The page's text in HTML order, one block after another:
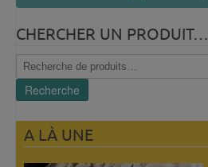
CHERCHER UN PRODUIT…
Recherche
pour :
Recherche
A LÀ UNE